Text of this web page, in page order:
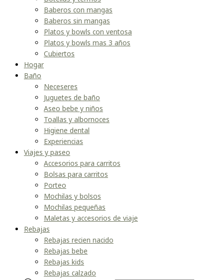
Baberos con mangas
Baberos sin mangas
Platos y bowls con ventosa
Platos y bowls mas 3 años
Cubiertos
Hogar
Baño
Neceseres
Juguetes de baño
Aseo bebe y niños
Toallas y albornoces
Higiene dental
Experiencias
Viajes y paseo
Accesorios para carritos
Bolsas para carritos
Porteo
Mochilas y bolsos
Mochilas pequeñas
Maletas y accesorios de viaje
Rebajas
Rebajas recien nacido
Rebajas bebe
Rebajas kids
Rebajas calzado